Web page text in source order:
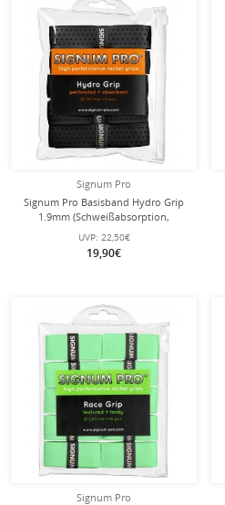
Signum Pro
Signum Pro Basisband Hydro Grip
1.9mm (Schweißabsorption,
perforiert) schwarz 5er Pack Clip-
Beutel
UVP: 22,50€
19,90€
Signum Pro